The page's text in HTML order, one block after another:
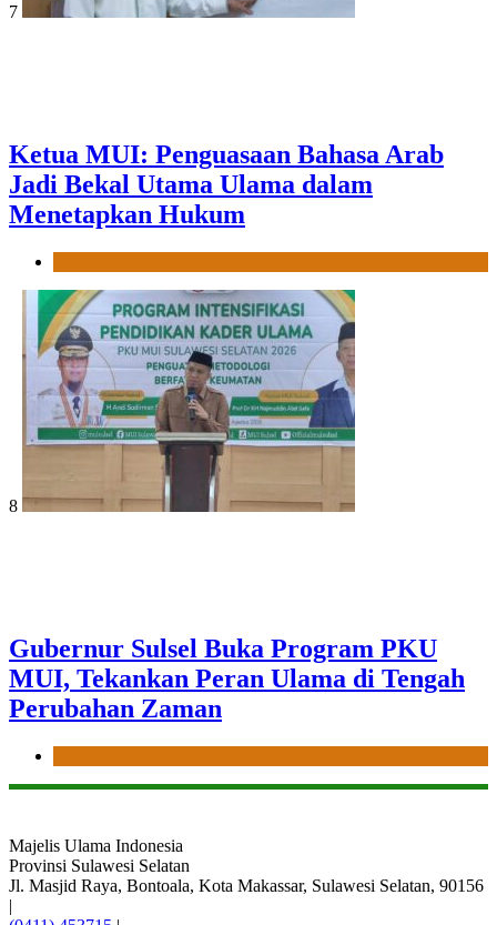
7
Ketua MUI: Penguasaan Bahasa Arab
Jadi Bekal Utama Ulama dalam
Menetapkan Hukum
8
Gubernur Sulsel Buka Program PKU
MUI, Tekankan Peran Ulama di Tengah
Perubahan Zaman
Majelis Ulama Indonesia
Provinsi Sulawesi Selatan
Jl. Masjid Raya, Bontoala, Kota Makassar, Sulawesi Selatan, 90156
|